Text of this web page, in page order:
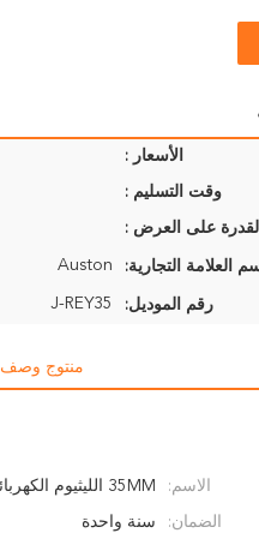
الأسعار :
وقت التسليم :
القدرة على العرض :
العلامة التجارية: Auston
رقم الموديل: J-REY35
منتوج وصف
الاسم: 35MM الليثيوم الكهربائية قص القص الحديقة
الضمان: سنة واحدة